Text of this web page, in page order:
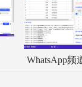
WhatsApp频